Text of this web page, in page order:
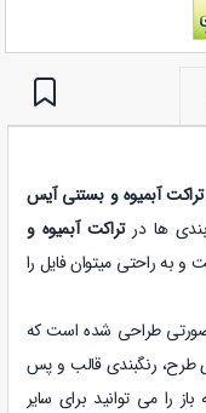
تراکت آبمیوه و بستنی آیس
ها درتراکت آبمیوه و
به راحتی میتوان فایل را
طراحی شده است که
طرح، رنگبندی قالب و پس
را می توانید برای سایر